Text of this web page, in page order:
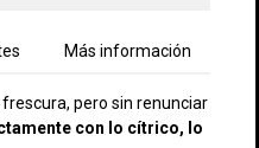
Más información
pero sin renunciar
con lo cítrico, lo